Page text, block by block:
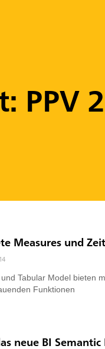
PPV
Measures und
Tabular Model bieten
Funktionen
neue BI